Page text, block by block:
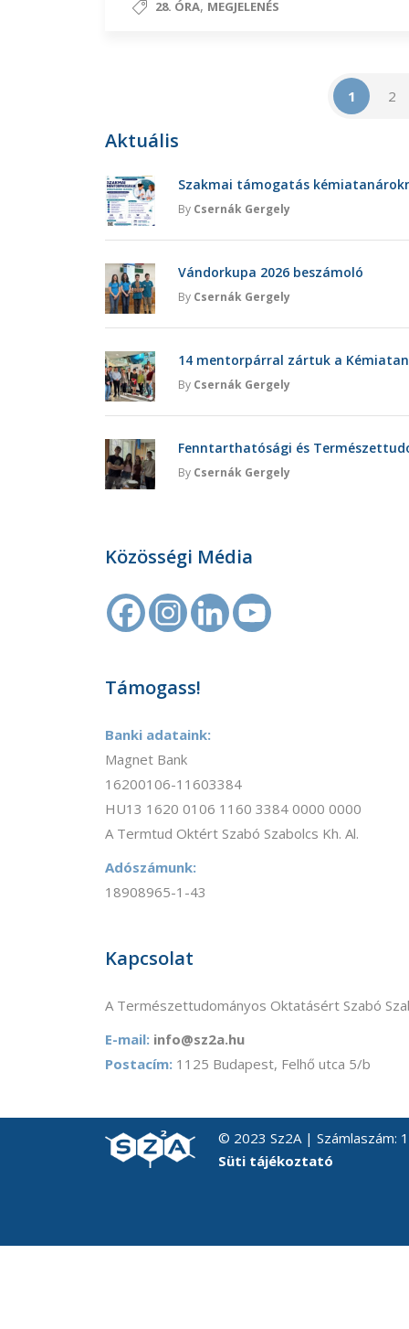
28. ÓRA, MEGJELENÉS
1 2
Aktuális
Szakmai támogatás
By Csernák Gergely
Vándorkupa 2026 beszámoló
By Csernák Gergely
14 mentorpárral zártuk a
By Csernák Gergely
Fenntarthatósági és
By Csernák Gergely
Közösségi Média
Támogass!
Banki adataink:
Magnet Bank
16200106-11603384
HU13 1620 0106 1160 3384 0000 0000
A Termtud Oktért Szabó Szabolcs Kh. Al.
Adószámunk:
18908965-1-43
Kapcsolat
A Természettudományos Oktatásért Szabó
E-mail: info@sz2a.hu
Postacím: 1125 Budapest, Felhő utca 5/b
© 2023 Sz2A | Számlaszám:
Süti tájékoztató